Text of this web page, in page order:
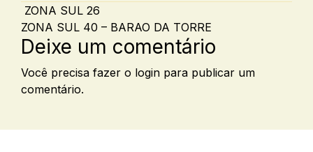
Post navigation
ZONA SUL 26
ZONA SUL 40 – BARAO DA TORRE
Deixe um comentário
Você precisa fazer o login para publicar um
comentário.